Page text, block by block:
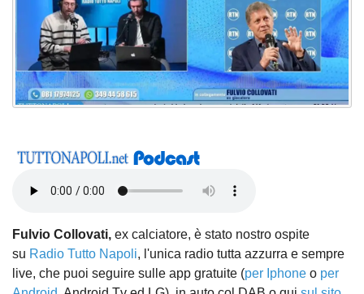
Fulvio Collovati, ex calciatore, è stato nostro ospite
su Radio Tutto Napoli, l'unica radio tutta azzurra e sempre
live, che puoi seguire sulle app gratuite (per Iphone o per